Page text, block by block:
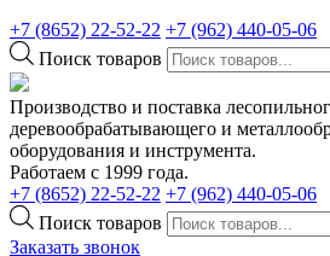
+7 (8652) 22-52-22 +7 (962) 440-05-06
Поиск товаров
Производство и поставка
деревообрабатывающего и
оборудования и инструмента.
Работаем с 1999 года.
+7 (8652) 22-52-22 +7 (962) 440-05-06
Поиск товаров
Заказать звонок